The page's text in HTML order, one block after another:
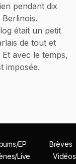
pendant dix
était un petit
de tout et
avec le temps,
imposée.
EP
Brèves
Live Vidéos